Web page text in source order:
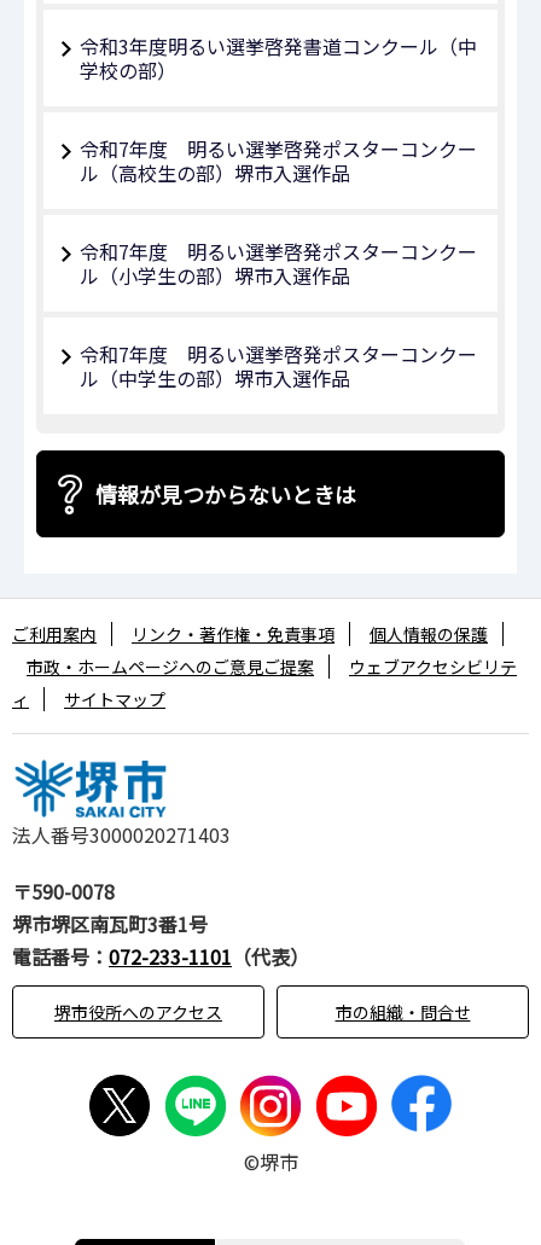
令和3年度明るい選挙啓発書道コンクール（中
学校の部）
令和7年度 明るい選挙啓発ポスターコンクー
ル（高校生の部）堺市入選作品
令和7年度 明るい選挙啓発ポスターコンクー
ル（小学生の部）堺市入選作品
令和7年度 明るい選挙啓発ポスターコンクー
ル（中学生の部）堺市入選作品
情報が見つからないときは
法人番号3000020271403
〒590-0078
堺市堺区南瓦町3番1号
電話番号： 072-233-1101 （代表）
堺市役所へのアクセス 市の組織・問合せ
ご利用案内 リンク・著作権・免責事項
個人情報の保護
市政・ホームページへのご意見ご提案
ウェブアクセシビリテ
ィ
サイトマップ
©堺市